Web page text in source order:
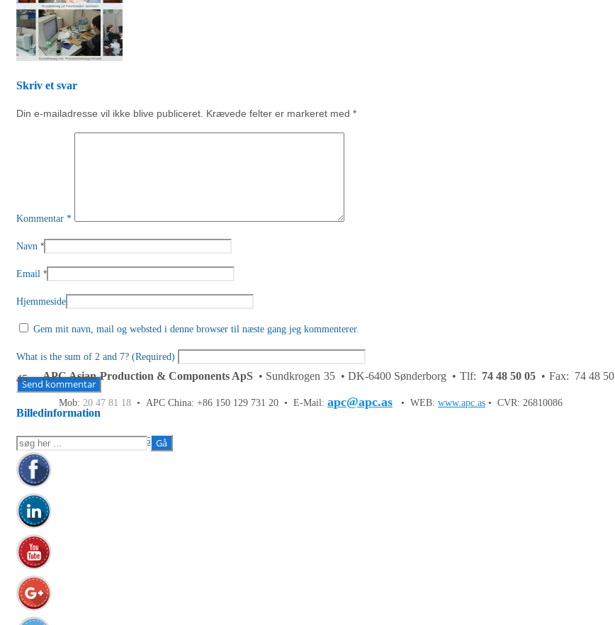
Skriv et svar
Din e-mailadresse vil ikke blive publiceret. Krævede felter er markeret med *
Kommentar *
Navn *
Email *
Hjemmeside
Gem mit navn, mail og websted i denne browser til næste gang jeg kommenterer.
What is the sum of 2 and 7? (Required)
Billedinformation
Fuld opløsning:1086×587px
APC Asian Production & Components ApS• Sundkrogen 35 • DK-6400 Sønderborg • Tlf: 74 48 50 05 • Fax: 74 48 50
45
Mob: 20 47 81 18 • APC China: +86 150 129 731 20 • E-Mail: apc@apc.as • WEB: www.apc.as • CVR: 26810086
Søg
efter: